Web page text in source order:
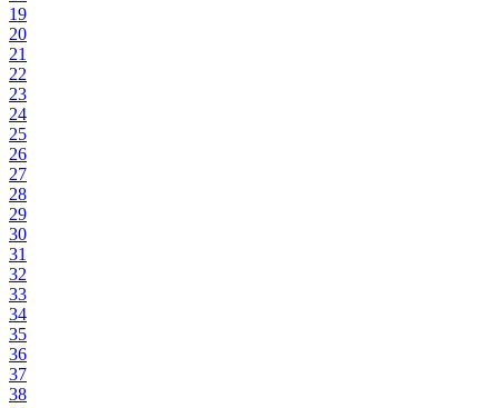
19
20
21
22
23
24
25
26
27
28
29
30
31
32
33
34
35
36
37
38